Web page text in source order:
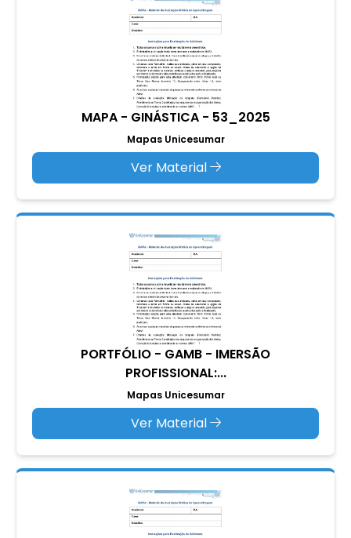
MAPA - GINÁSTICA - 53_2025
Mapas Unicesumar
Ver Material
PORTFÓLIO - GAMB - IMERSÃO
PROFISSIONAL:...
Mapas Unicesumar
Ver Material